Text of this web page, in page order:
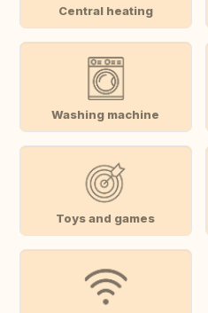
Central heating
Washing machine
Toys and games